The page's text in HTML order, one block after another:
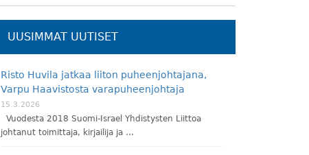
UUSIMMAT UUTISET
Risto Huvila jatkaa liiton puheenjohtajana,
Varpu Haavistosta varapuheenjohtaja
15.3.2026
Vuodesta 2018 Suomi-Israel Yhdistysten Liittoa
johtanut toimittaja, kirjailija ja …